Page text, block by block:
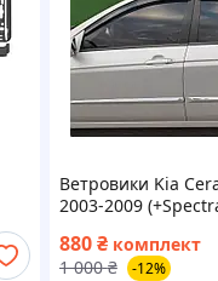
Ветровики Kia
2003-2009
дефлекторы окон
880₴ комплект
1 000 ₴ -12%